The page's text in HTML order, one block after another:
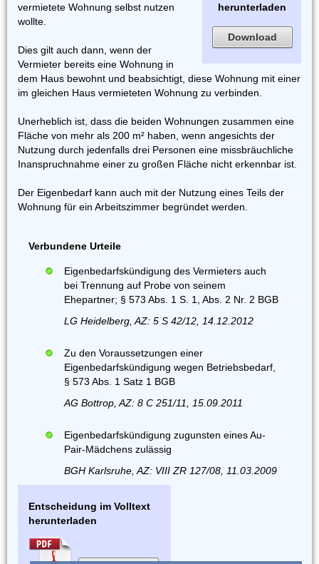
herunterladen
Download
vermietete Wohnung selbst nutzen
wollte.
Dies gilt auch dann, wenn der
Vermieter bereits eine Wohnung in
dem Haus bewohnt und beabsichtigt, diese Wohnung mit einer
im gleichen Haus vermieteten Wohnung zu verbinden.
Unerheblich ist, dass die beiden Wohnungen zusammen eine
Fläche von mehr als 200 m² haben, wenn angesichts der
Nutzung durch jedenfalls drei Personen eine missbräuchliche
Inanspruchnahme einer zu großen Fläche nicht erkennbar ist.
Der Eigenbedarf kann auch mit der Nutzung eines Teils der
Wohnung für ein Arbeitszimmer begründet werden.
Verbundene Urteile
Eigenbedarfskündigung des Vermieters auch
bei Trennung auf Probe von seinem
Ehepartner; § 573 Abs. 1 S. 1, Abs. 2 Nr. 2 BGB
LG Heidelberg, AZ: 5 S 42/12, 14.12.2012
Zu den Voraussetzungen einer
Eigenbedarfskündigung wegen Betriebsbedarf,
§ 573 Abs. 1 Satz 1 BGB
AG Bottrop, AZ: 8 C 251/11, 15.09.2011
Eigenbedarfskündigung zugunsten eines Au-
Pair-Mädchens zulässig
BGH Karlsruhe, AZ: VIII ZR 127/08, 11.03.2009
Entscheidung im Volltext
herunterladen